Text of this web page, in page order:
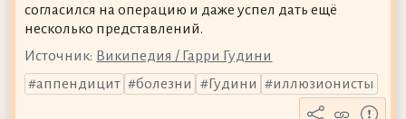
согласился на операцию и даже успел дать ещё
несколько представлений.
Источник: Википедия / Гарри Гудини
аппендицит
болезни Гудини иллюзионисты